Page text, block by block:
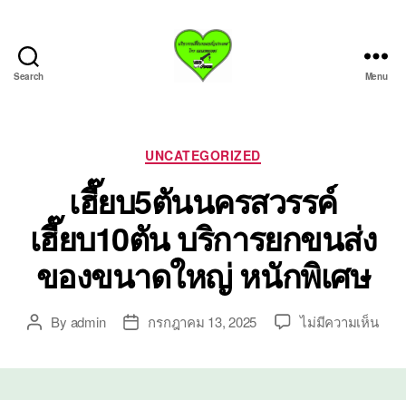
Search
บรถ
ยก
ทั่ว
ประเทศ.com
Menu
Categories
UNCATEGORIZED
เฮี๊ยบ5ตันนครสวรรค์
เฮี๊ยบ10ตัน บริการยกขนส่ง
ของขนาดใหญ่ หนักพิเศษ
PostBy admin
Postกรกฎาคม 13, 2025 ไม่มีความเห็นบน